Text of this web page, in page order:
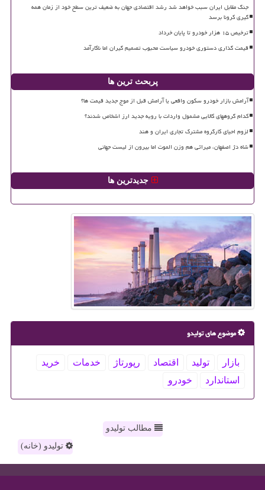
جنگ مقابل ایران سبب خواهد شد رشد اقتصادی جهان به ضعیف ترین سطح خود از زمان همه
گیری کرونا برسد
ترخیص ۱۵ هزار خودرو تا پایان خرداد
قیمت گذاری دستوری خودرو سیاست محبوب تصمیم گیران اما ناکارآمد
پربحث ترین ها
آرامش بازار خودرو سکون واقعی یا آرامش قبل از موج جدید قیمت ها؟
کدام گروههای کالایی مشمول واردات با رویه جدید ارز اشخاص شدند؟
لزوم احیای کارگروه مشترک تجاری ایران و هند
شاه دژ اصفهان، میراثی هم وزن الموت اما بیرون از لیست جهانی
جدیدترین ها
موضوع های تولیدو
بازار تولید اقتصاد رپورتاژ خدمات
خرید
استاندارد
خودرو
مطالب تولیدو
تولیدو (خانه)